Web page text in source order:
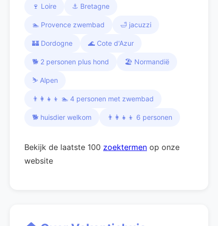
🍷 Loire ⚓ Bretagne
🏊 Provence zwembad 🛁 jacuzzi
🏰 Dordogne 🌊 Cote d'Azur
🐕 2 personen plus hond 🏖️ Normandië
⛷️ Alpen
👨‍👩‍👧‍👦 🏊 4 personen met zwembad
🐕 huisdier welkom 👨‍👩‍👧‍👦 6 personen
Bekijk de laatste 100 zoektermen op onze
website